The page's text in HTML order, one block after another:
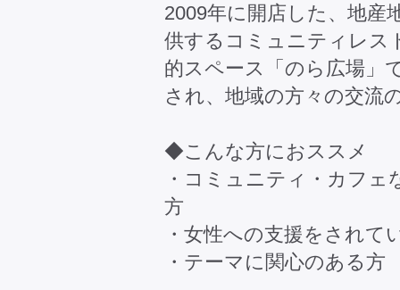
2009年に開店した、地産
供するコミュニティレス
的スペース「のら広場」
され、地域の方々の交流
◆こんな方におススメ
・コミュニティ・カフ
方
・女性への支援をされて
・テーマに関心のある方